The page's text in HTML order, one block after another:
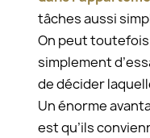
tâches aussi
On peut
simplement
de décider
Un énorme
est qu’ils